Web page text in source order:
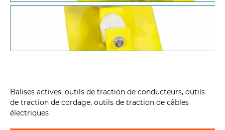
Balises actives: outils de traction de conducteurs, outils
de traction de cordage, outils de traction de câbles
électriques